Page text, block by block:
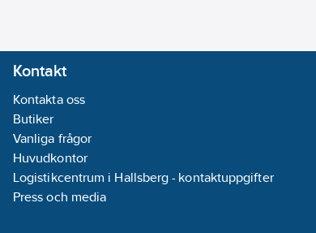
Kontakt
Kontakta oss
Butiker
Vanliga frågor
Huvudkontor
Logistikcentrum i Hallsberg - kontaktuppgifter
Press och media